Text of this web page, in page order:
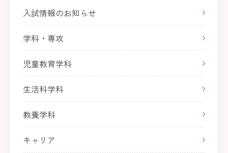
入試情報のお知らせ
学科・専攻
児童教育学科
生活科学科
教養学科
キャリア